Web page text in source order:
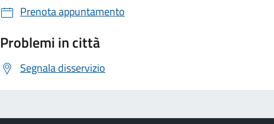
Prenota appuntamento
Problemi in città
Segnala disservizio